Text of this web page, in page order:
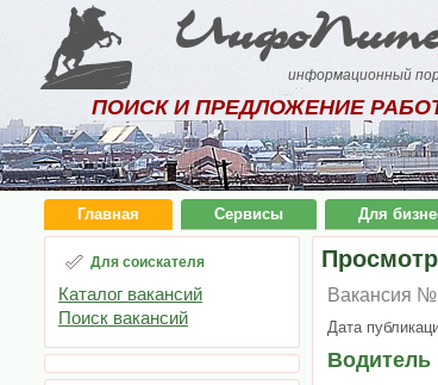
информационный
ПОИСК И ПРЕДЛОЖЕНИЕ
Главная Сервисы Для
Для соискателя
Каталог вакансий
Поиск вакансий
Вакансия
Дата
Водитель